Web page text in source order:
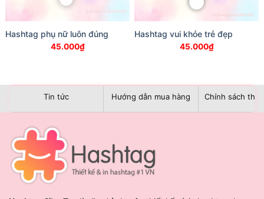
Hashtag phụ nữ luôn đúng
45.000₫
Hashtag vui khỏe trẻ đẹp
45.000₫
Tin tức Hướng dẫn mua hàng Chính sách